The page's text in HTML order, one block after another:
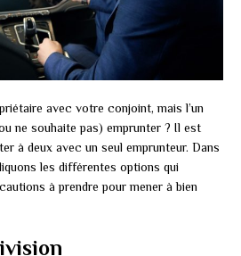
avec votre conjoint, mais l’un
ne souhaite pas) emprunter ? Il est
à deux avec un seul emprunteur. Dans
les différentes options qui
à prendre pour mener à bien